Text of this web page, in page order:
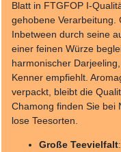
Blatt in FTGFOP I-
gehobene Verarbeitung.
Inbetween durch seine
einer feinen Würze
harmonischer
Kenner empfiehlt.
verpackt, bleibt die
Chamong finden Sie bei
lose Teesorten.
Große Teevielfalt